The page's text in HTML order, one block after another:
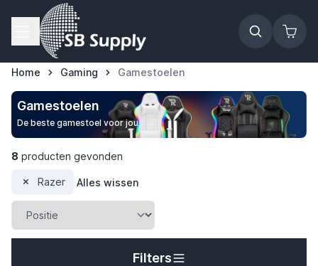
Ga naar de inhoud
Home Gaming Gamestoelen
Gamestoelen
De beste gamestoel voor jou
8 producten gevonden
Razer Alles wissen
Filters